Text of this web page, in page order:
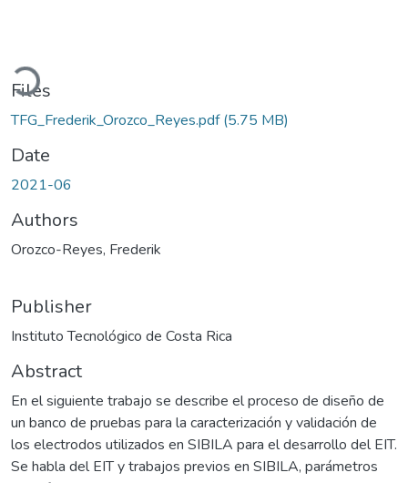
Loading...
Files
TFG_Frederik_Orozco_Reyes.pdf(5.75 MB)
Date
2021-06
Authors
Orozco-Reyes, Frederik
Publisher
Instituto Tecnológico de Costa Rica
Abstract
En el siguiente trabajo se describe el proceso de diseño de
un banco de pruebas para la caracterización y validación de
los electrodos utilizados en SIBILA para el desarrollo del EIT.
Se habla del EIT y trabajos previos en SIBILA, parámetros